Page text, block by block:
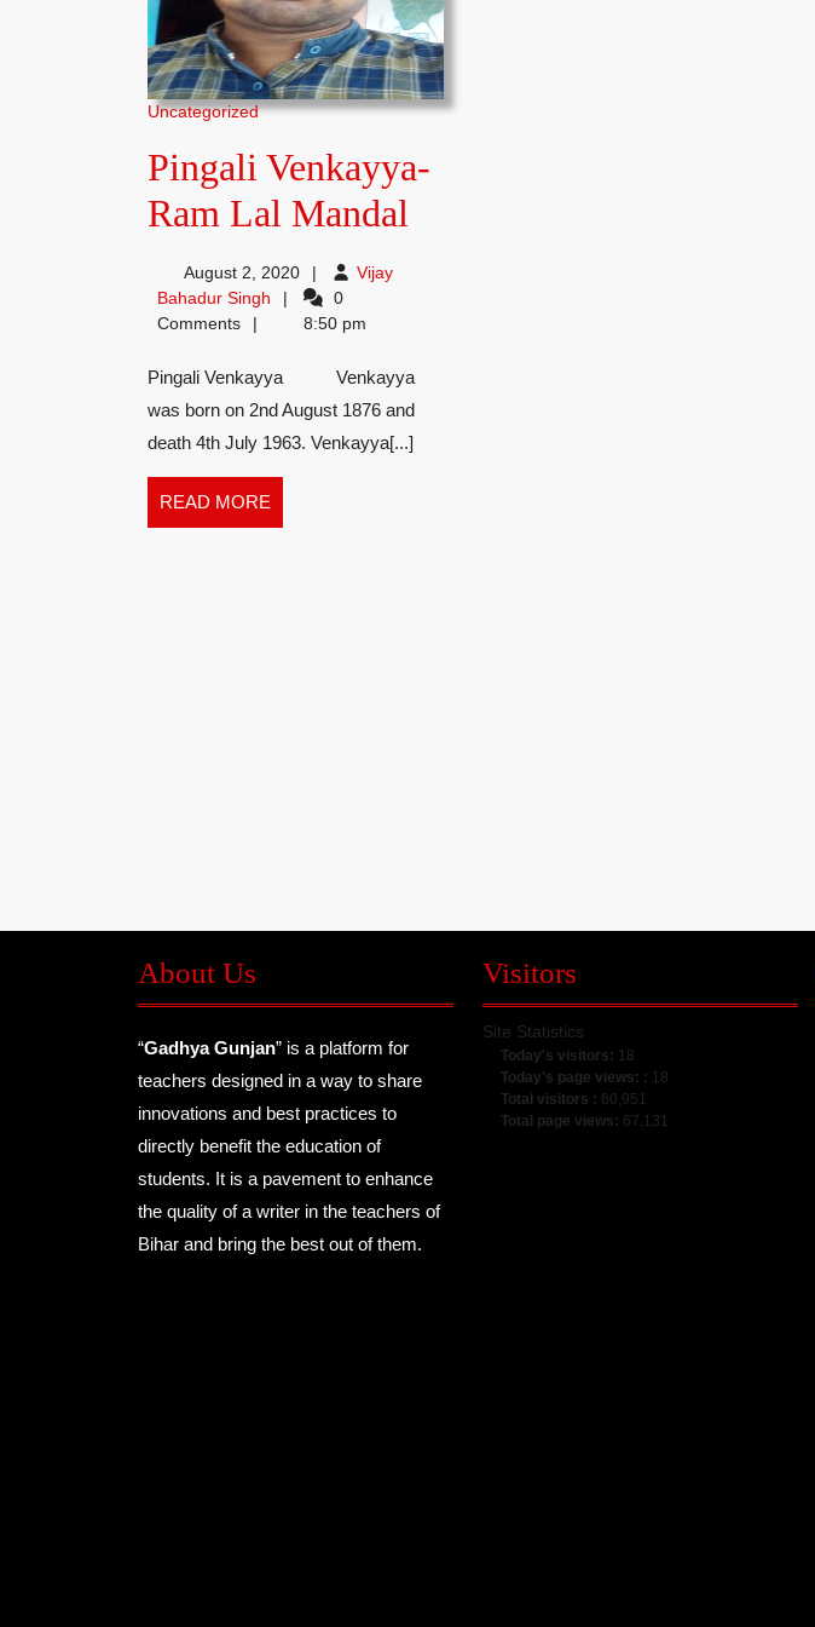
Uncategorized
Pingali Venkayya-
Ram Lal Mandal
Mandal
August 2, 2020
Vijay
Bahadur Singh Vijay
Bahadur
0
Comments
8:50 pm
Pingali Venkayya Venkayya
was born on 2nd August 1876 and
death 4th July 1963. Venkayya[...]
READ MORE
MORE
About Us
“Gadhya Gunjan” is a platform for
teachers designed in a way to share
innovations and best practices to
directly benefit the education of
students. It is a pavement to enhance
the quality of a writer in the teachers of
Bihar and bring the best out of them.
Visitors
Site Statistics
Today's visitors: 18
Today's page views: : 18
Total visitors : 60,951
Total page views: 67,131